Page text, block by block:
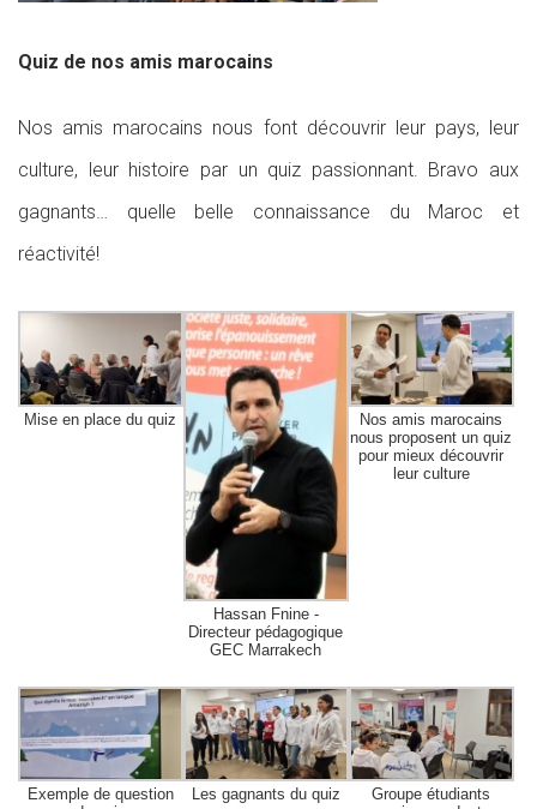
Quiz de nos amis marocains
Nos amis marocains nous font découvrir leur pays, leur
culture, leur histoire par un quiz passionnant. Bravo aux
gagnants… quelle belle connaissance du Maroc et
réactivité!
Mise en place du quiz
Hassan Fnine -
Directeur pédagogique
GEC Marrakech
Nos amis marocains
nous proposent un quiz
pour mieux découvrir
leur culture
Exemple de question
Les gagnants du quiz
Groupe étudiants